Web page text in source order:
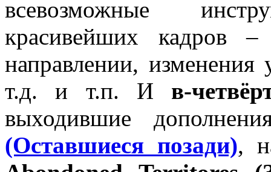
всевозможные
красивейших кадров
направлении,
т.д. и т.п. И в-
выходившие
(Оставшиеся позади),